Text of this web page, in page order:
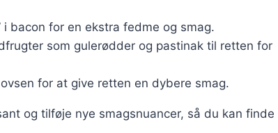
i bacon for en ekstra fedme og smag.
som gulerødder og pastinak til retten for
for at give retten en dybere smag.
og tilføje nye smagsnuancer, så du kan finde